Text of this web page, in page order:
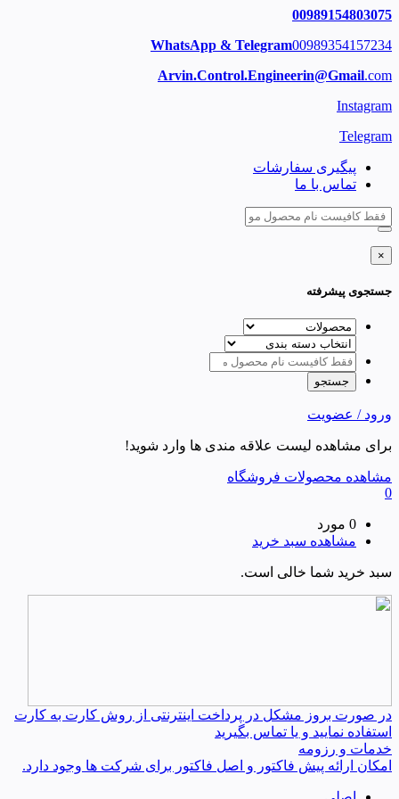
00989154803075
WhatsApp & Telegram00989354157234
Arvin.Control.Engineerin@Gmail.com
Instagram
Telegram
پیگیری سفارشات
تماس با ما
×
جستجوی پیشرفته
ورود / عضویت
برای مشاهده لیست علاقه مندی ها وارد شوید!
مشاهده محصولات فروشگاه
0
0 مورد
مشاهده سبد خرید
سبد خرید شما خالی است.
در صورت بروز مشکل در پرداخت اینترنتی از روش کارت به کارت
استفاده نمایید و یا تماس بگیرید
خدمات و رزومه
امکان ارائه پیش فاکتور و اصل فاکتور برای شرکت ها وجود دارد.